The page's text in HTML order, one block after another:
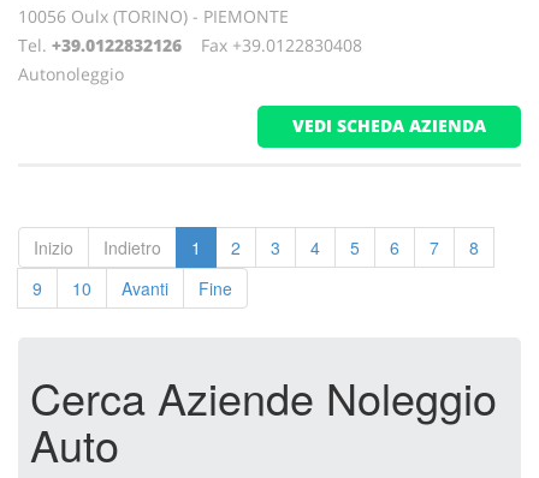
10056 Oulx (TORINO) - PIEMONTE
Tel. +39.0122832126 Fax +39.0122830408
Autonoleggio
VEDI SCHEDA AZIENDA
Inizio Indietro 1 2 3 4 5 6 7
8
9
10 Avanti Fine
Cerca Aziende Noleggio
Auto